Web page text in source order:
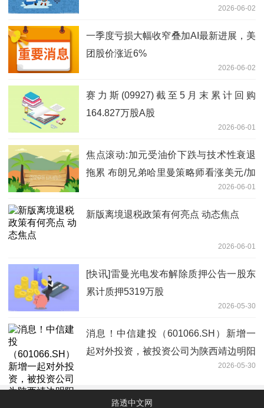
2026-06-02
一季度亏损大幅收窄叠加AI最新进展，美
团股价涨近6%
2026-06-02
赛力斯(09927)截至5月末累计回购
164.827万股A股
2026-06-01
焦点滚动:加元受油价下跌与技术性衰退
拖累 布朗兄弟哈里曼策略师看涨美元/加
2026-06-01
新版离境退税政策有何亮点 动态焦点
2026-06-01
[快讯]雷曼光电发布解除质押公告一股东
累计质押5319万股
2026-05-30
消息！中信建投（601066.SH）新增一
起对外投资，被投资公司为陕西靖边明阳
2026-05-30
路透中文网